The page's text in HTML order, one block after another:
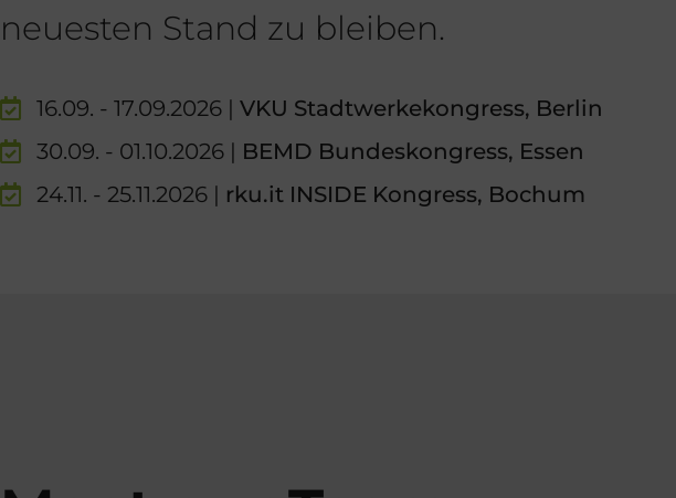
neuesten Stand zu bleiben.
16.09. - 17.09.2026 | VKU Stadtwerkekongress, Berlin
30.09. - 01.10.2026 | BEMD Bundeskongress, Essen
24.11. - 25.11.2026 | rku.it INSIDE Kongress, Bochum